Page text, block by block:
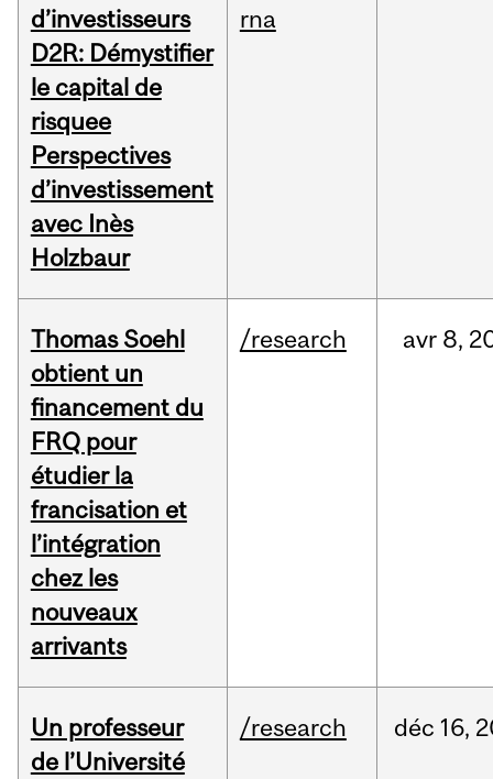
d’investisseurs
D2R: Démystifier
le capital de
risquee
Perspectives
d’investissement
avec Inès
Holzbaur
rna
Thomas Soehl
obtient un
financement du
FRQ pour
étudier la
francisation et
l’intégration
chez les
nouveaux
arrivants
/research avr 8,
Un professeur
de l’Université
/research déc 16,